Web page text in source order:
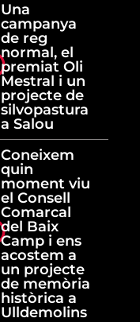
Una
campanya
de reg
normal, el
premiat Oli
Mestral i un
projecte de
silvopastura
a Salou
Coneixem
quin
moment viu
el Consell
Comarcal
del Baix
Camp i ens
acostem a
un projecte
de memòria
històrica a
Ulldemolins